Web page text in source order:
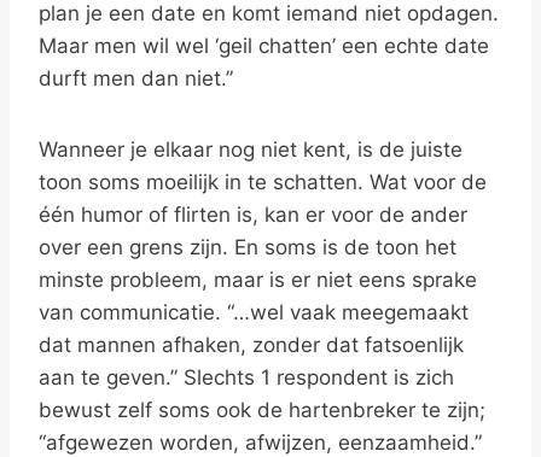
plan je een date en komt iemand niet opdagen.
Maar men wil wel ‘geil chatten’ een echte date
durft men dan niet.”
Wanneer je elkaar nog niet kent, is de juiste
toon soms moeilijk in te schatten. Wat voor de
één humor of flirten is, kan er voor de ander
over een grens zijn. En soms is de toon het
minste probleem, maar is er niet eens sprake
van communicatie. “…wel vaak meegemaakt
dat mannen afhaken, zonder dat fatsoenlijk
aan te geven.” Slechts 1 respondent is zich
bewust zelf soms ook de hartenbreker te zijn;
“afgewezen worden, afwijzen, eenzaamheid.”